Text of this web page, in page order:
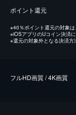
ポイント還元
※40％ポイント還元の対象
※iOSアプリのUコイン決済
※還元の対象外となる決済
フルHD画質 / 4K画質